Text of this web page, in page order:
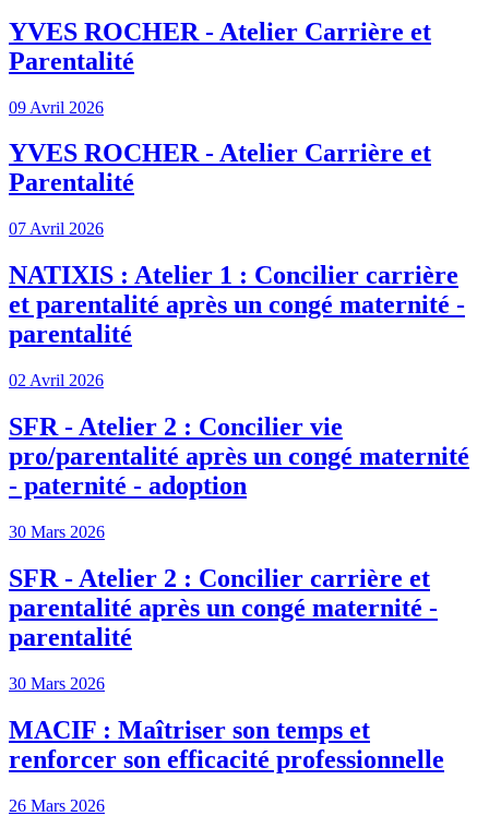
YVES ROCHER - Atelier Carrière et
Parentalité
09 Avril 2026
YVES ROCHER - Atelier Carrière et
Parentalité
07 Avril 2026
NATIXIS : Atelier 1 : Concilier carrière
et parentalité après un congé maternité -
parentalité
02 Avril 2026
SFR - Atelier 2 : Concilier vie
pro/parentalité après un congé maternité
- paternité - adoption
30 Mars 2026
SFR - Atelier 2 : Concilier carrière et
parentalité après un congé maternité -
parentalité
30 Mars 2026
MACIF : Maîtriser son temps et
renforcer son efficacité professionnelle
26 Mars 2026